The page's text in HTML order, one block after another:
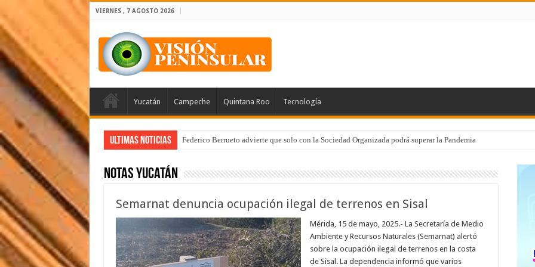
VIERNES , 7 AGOSTO 2026
Yucatán Campeche Quintana Roo Tecnología
Ultimas Noticias Federico Berrueto advierte que solo con la Sociedad Organizada podrá superar la Pandemia
Notas Yucatán
Semarnat denuncia ocupación ilegal de terrenos en Sisal
Mérida, 15 de mayo, 2025.- La Secretaría de Medio
Ambiente y Recursos Naturales (Semarnat) alertó
sobre la ocupación ilegal de terrenos en la costa
de Sisal. La dependencia informó que varios